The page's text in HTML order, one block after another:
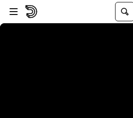
Zum Player springen
Zum Hauptinhalt springen